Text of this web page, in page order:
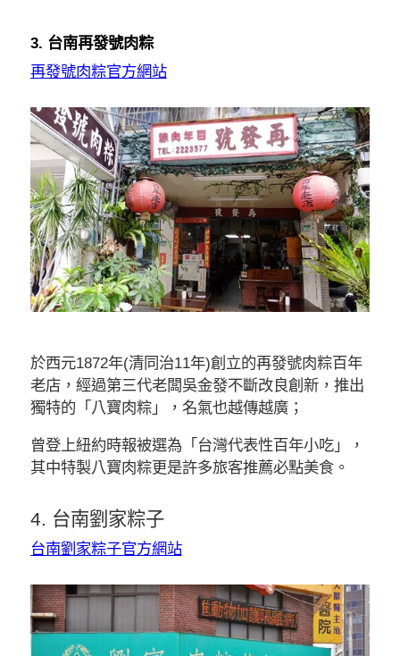
3. 台南再發號肉粽
再發號肉粽官方網站
於西元1872年(清同治11年)創立的再發號肉粽百年
老店，經過第三代老闆吳金發不斷改良創新，推出
獨特的「八寶肉粽」，名氣也越傳越廣；
曾登上紐約時報被選為「台灣代表性百年小吃」，
其中特製八寶肉粽更是許多旅客推薦必點美食。
4. 台南劉家粽子
台南劉家粽子官方網站